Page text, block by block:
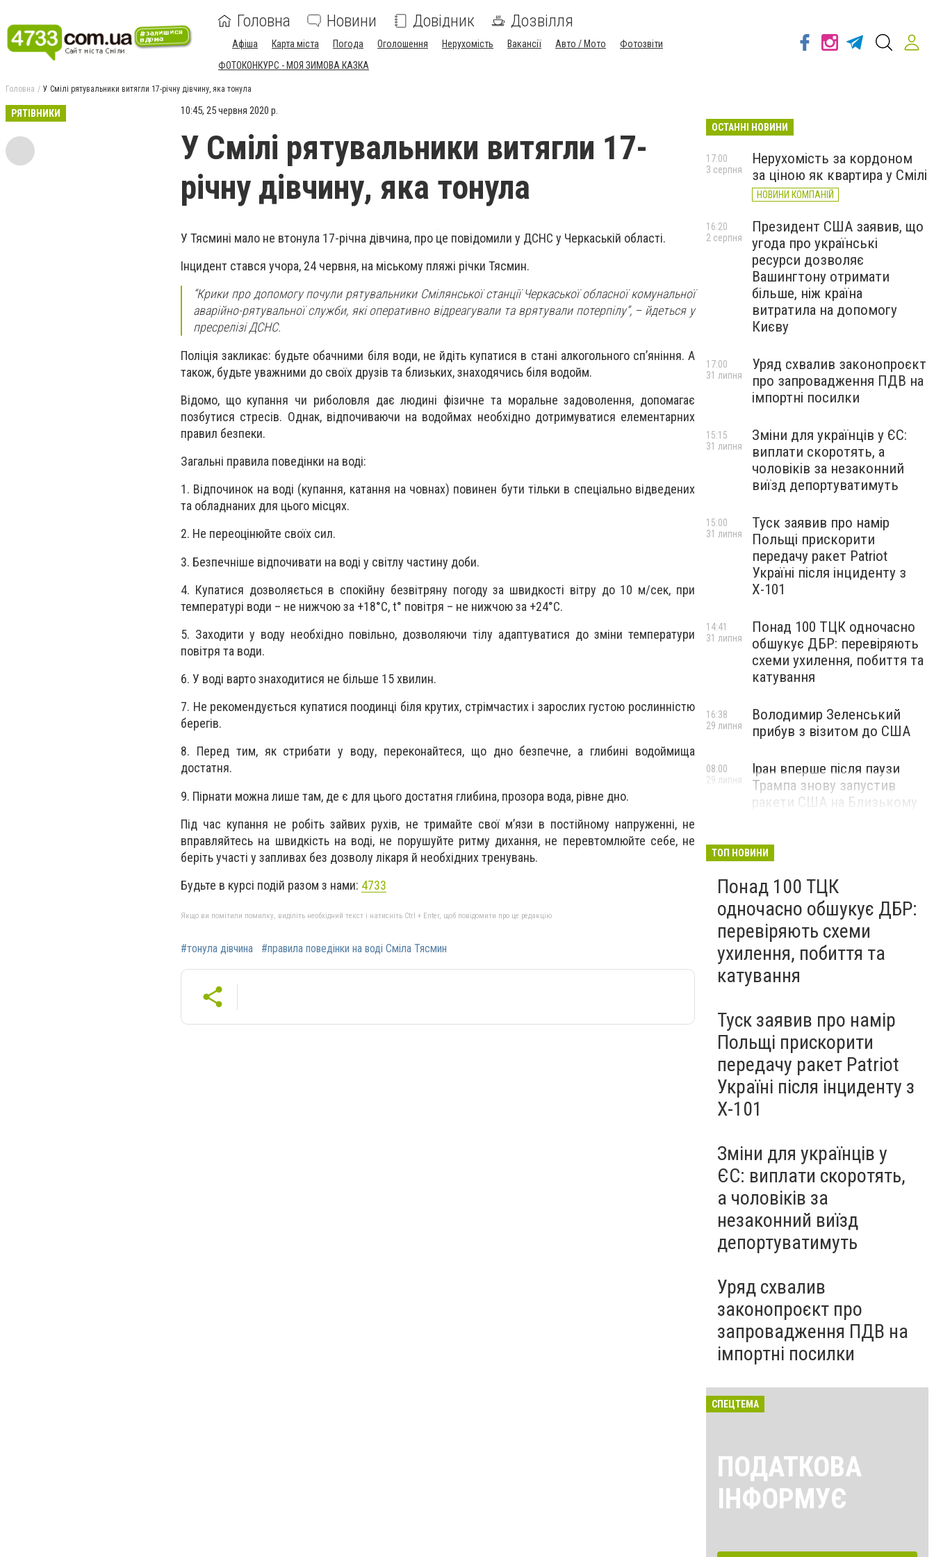
Головна Новини Довідник Дозвілля
Афіша Карта міста Погода Оголошення Нерухомість Вакансії Авто / Мото
Фотозвіти
ФОТОКОНКУРС - МОЯ ЗИМОВА КАЗКА
Головна У Смілі рятувальники витягли 17-річну дівчину, яка тонула
РЯТІВНИКИ 10:45, 25 червня 2020 р.
У Смілі рятувальники витягли 17-
річну дівчину, яка тонула
У Тясмині мало не втонула 17-річна дівчина, про це повідомили у ДСНС у Черкаській області.
Інцидент стався учора, 24 червня, на міському пляжі річки Тясмин.
“Крики про допомогу почули рятувальники Смілянської станції Черкаської обласної комунальної
аварійно-рятувальної служби, які оперативно відреагували та врятували потерпілу”, – йдеться у
пресрелізі ДСНС.
Поліція закликає: будьте обачними біля води, не йдіть купатися в стані алкогольного сп’яніння. А
також, будьте уважними до своїх друзів та близьких, знаходячись біля водойм.
Відомо, що купання чи риболовля дає людині фізичне та моральне задоволення, допомагає
позбутися стресів. Однак, відпочиваючи на водоймах необхідно дотримуватися елементарних
правил безпеки.
Загальні правила поведінки на воді:
1. Відпочинок на воді (купання, катання на човнах) повинен бути тільки в спеціально відведених
та обладнаних для цього місцях.
2. Не переоцінюйте своїх сил.
3. Безпечніше відпочивати на воді у світлу частину доби.
4. Купатися дозволяється в спокійну безвітряну погоду за швидкості вітру до 10 м/сек, при
температурі води – не нижчою за +18°С, t° повітря – не нижчою за +24°С.
5. Заходити у воду необхідно повільно, дозволяючи тілу адаптуватися до зміни температури
повітря та води.
6. У воді варто знаходитися не більше 15 хвилин.
7. Не рекомендується купатися поодинці біля крутих, стрімчастих і зарослих густою рослинністю
берегів.
8. Перед тим, як стрибати у воду, переконайтеся, що дно безпечне, а глибині водоймища
достатня.
9. Пірнати можна лише там, де є для цього достатня глибина, прозора вода, рівне дно.
Під час купання не робіть зайвих рухів, не тримайте свої м’язи в постійному напруженні, не
вправляйтесь на швидкість на воді, не порушуйте ритму дихання, не перевтомлюйте себе, не
беріть участі у запливах без дозволу лікаря й необхідних тренувань.
Будьте в курсі подій разом з нами: 4733
Якщо ви помітили помилку, виділіть необхідний текст і натисніть Ctrl + Enter, щоб повідомити про це редакцію
#тонула дівчина #правила поведінки на воді Сміла Тясмин
ОСТАННІ НОВИНИ
Нерухомість за кордоном
за ціною як квартира у Смілі
НОВИНИ КОМПАНІЙ
17:00
3 серпня
Президент США заявив, що
угода про українські
ресурси дозволяє
Вашингтону отримати
більше, ніж країна
витратила на допомогу
Києву
16:20
2 серпня
Уряд схвалив законопроєкт
про запровадження ПДВ на
імпортні посилки
17:00
31 липня
Зміни для українців у ЄС:
виплати скоротять, а
чоловіків за незаконний
виїзд депортуватимуть
15:15
31 липня
Туск заявив про намір
Польщі прискорити
передачу ракет Patriot
Україні після інциденту з
Х-101
15:00
31 липня
Понад 100 ТЦК одночасно
обшукує ДБР: перевіряють
схеми ухилення, побиття та
катування
14:41
31 липня
Володимир Зеленський
прибув з візитом до США
16:38
29 липня
Іран вперше після паузи
Трампа знову запустив
ракети США на Близькому
08:00
29 липня
ТОП НОВИНИ
Понад 100 ТЦК
одночасно обшукує ДБР:
перевіряють схеми
ухилення, побиття та
катування
Туск заявив про намір
Польщі прискорити
передачу ракет Patriot
Україні після інциденту з
Х-101
Зміни для українців у
ЄС: виплати скоротять,
а чоловіків за
незаконний виїзд
депортуватимуть
Уряд схвалив
законопроєкт про
запровадження ПДВ на
імпортні посилки
СПЕЦТЕМА
ПОДАТКОВА
ІНФОРМУЄ